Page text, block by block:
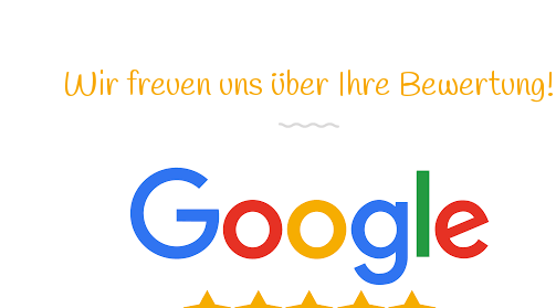
Wir freuen uns über Ihre Bewertung!